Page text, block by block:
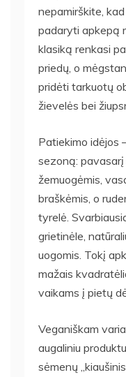
nepamirškite,
padaryti apkepą
klasiką renkasi
priedų, o
pridėti tarkuotų
žievelės bei
Patiekimo idėjos
sezoną:
žemuogėmis,
braškėmis, o
tyrelė.
grietinėle,
uogomis. Tokį
mažais
vaikams į pietų
Veganiškam
augaliniu
sėmenų